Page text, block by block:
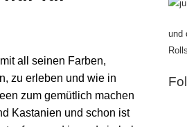
all seinen Farben,
zu erleben und wie in
zum gemütlich machen
Kastanien und schon ist
und